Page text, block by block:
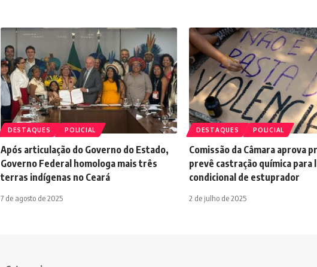
DESTAQUES POLICIAL
Após articulação do Governo do Estado,
Governo Federal homologa mais três
terras indígenas no Ceará
7 de agosto de 2025
DESTAQUES POLICIAL
Comissão da Câmara aprova
prevê castração química para
condicional de estuprador
2 de julho de 2025